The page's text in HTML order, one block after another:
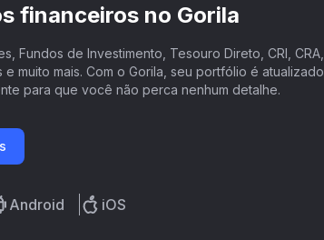
financeiros no Gorila
Fundos de Investimento, Tesouro Direto, CRI, CRA,
e muito mais. Com o Gorila, seu portfólio é atualizado
para que você não perca nenhum detalhe.
Android iOS